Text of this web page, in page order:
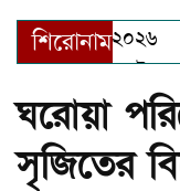
শিরোনাম
অ্যাওয়ার্ড–২০২৬
খালেক এর ইন্তেকাল
ঘরোয়া
সৃজিতের